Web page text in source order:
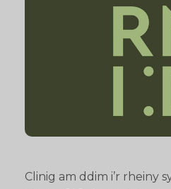
Clinig am ddim i’r rheiny